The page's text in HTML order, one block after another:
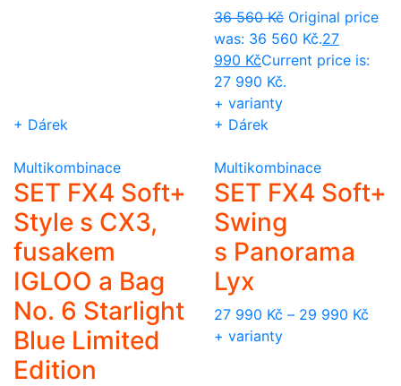
36 560Kč Original price
was: 36 560 Kč.27
990 KčCurrent price is:
27 990 Kč.
+ varianty
+ Dárek
Multikombinace
SET FX4 Soft+
Style s CX3,
fusakem
IGLOO a Bag
No. 6 Starlight
Blue Limited
Edition
+ Dárek
Multikombinace
SET FX4 Soft+
Swing
s Panorama
Lyx
27 990 Kč – 29 990 Kč
+ varianty